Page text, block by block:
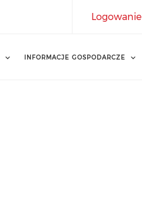
Logowanie
INFORMACJE GOSPODARCZE